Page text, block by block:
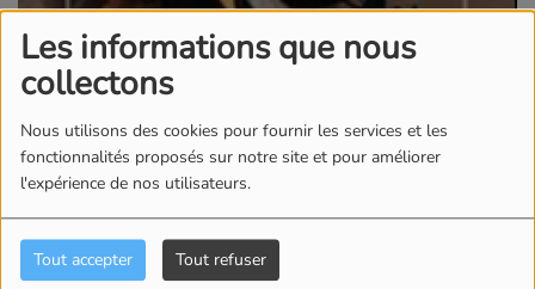
Les informations que nous
collectons
Nous utilisons des cookies pour fournir les services et les
fonctionnalités proposés sur notre site et pour améliorer
l'expérience de nos utilisateurs.
Tout accepter Tout refuser
29 MAI 2026